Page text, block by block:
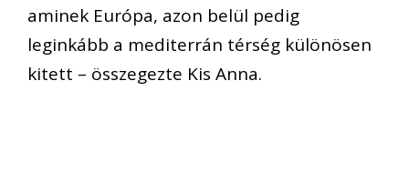
aminek Európa, azon belül pedig
leginkább a mediterrán térség különösen
kitett – összegezte Kis Anna.